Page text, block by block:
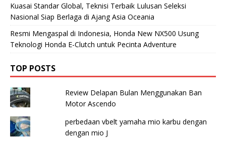
Kuasai Standar Global, Teknisi Terbaik Lulusan Seleksi
Nasional Siap Berlaga di Ajang Asia Oceania
Resmi Mengaspal di Indonesia, Honda New NX500 Usung
Teknologi Honda E-Clutch untuk Pecinta Adventure
TOP POSTS
Review Delapan Bulan Menggunakan Ban
Motor Ascendo
perbedaan vbelt yamaha mio karbu dengan
dengan mio J